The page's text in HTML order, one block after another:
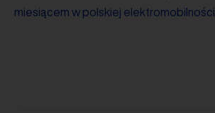
miesiącem w polskiej elektromobilności